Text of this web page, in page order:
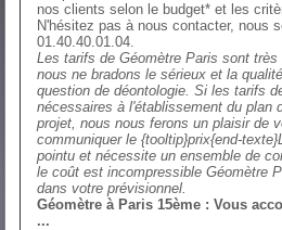
nos clients selon le budget* et les
N'hésitez pas à nous contacter, nous
01.40.40.01.04.
Les tarifs de Géomètre Paris sont
nous ne bradons le sérieux et laqualité
question de déontologie. Si les tarifs
nécessaires à l'établissement du plan
projet, nous nous ferons un plaisir de
communiquer le {tooltip}prix{end-
pointu et nécessite un ensemble de
le coût est incompressible Géomètre
dans votre prévisionnel.
Géomètre à Paris 15ème : Vous
...